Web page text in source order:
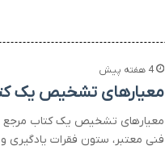
4 هفته پیش
معیارهای تشخیص یک
معیارهای تشخیص یک کتاب
فنی معتبر، ستون فقرات